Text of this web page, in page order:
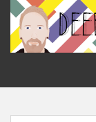
o